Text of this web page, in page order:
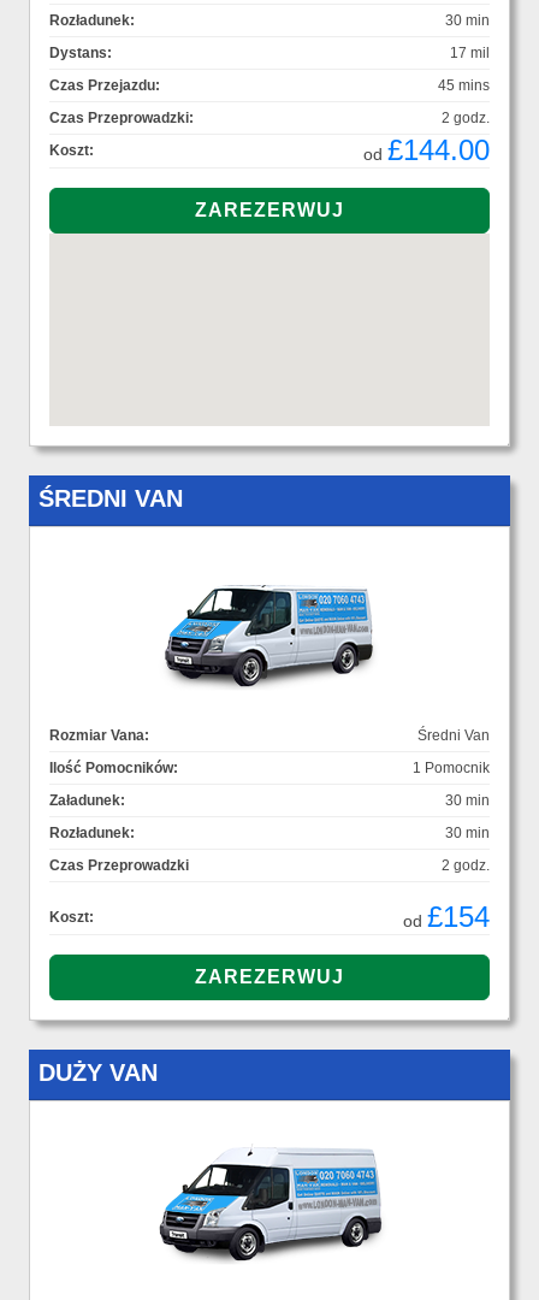
Rozładunek:
30 min
Dystans:
17 mil
Czas Przejazdu:
45 mins
Czas Przeprowadzki:
2 godz.
Koszt:
od £144.00
ŚREDNI VAN
Rozmiar Vana:
Średni Van
Ilość Pomocników:
1 Pomocnik
Załadunek:
30 min
Rozładunek:
30 min
Czas Przeprowadzki
2 godz.
Koszt: od £154
DUŻY VAN